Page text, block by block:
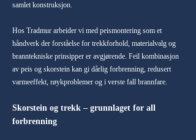
samlet konstruksjon.
Hos Tradmur arbeider vi med peismontering som et
håndverk der forståelse for trekkforhold, materialvalg og
branntekniske prinsipper er avgjørende. Feil kombinasjon
av peis og skorstein kan gi dårlig forbrenning, redusert
varmeeffekt, røykproblemer og i verste fall brannfare.
Skorstein og trekk – grunnlaget for all
forbrenning